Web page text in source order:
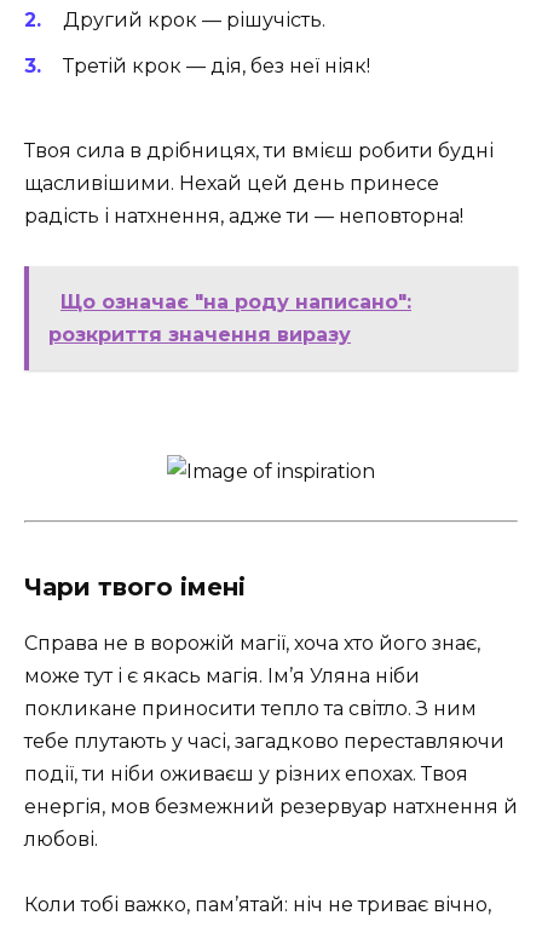
Другий крок — рішучість.
Третій крок — дія, без неї ніяк!
Твоя сила в дрібницях, ти вмієш робити будні
щасливішими. Нехай цей день принесе
радість і натхнення, адже ти — неповторна!
Що означає "на роду написано":
розкриття значення виразу
Чари твого імені
Справа не в ворожій магії, хоча хто його знає,
може тут і є якась магія. Ім’я Уляна ніби
покликане приносити тепло та світло. З ним
тебе плутають у часі, загадково переставляючи
події, ти ніби оживаєш у різних епохах. Твоя
енергія, мов безмежний резервуар натхнення й
любові.
Коли тобі важко, пам’ятай: ніч не триває вічно,